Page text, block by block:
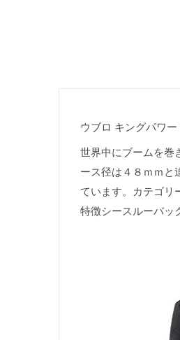
ウブロ キングパワ
世界中にブームを巻
ース径は４８ｍｍと
ています。カテゴリ
特徴シースルーバッ